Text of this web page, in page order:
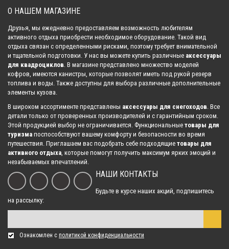
Клюз алюминиевый WARN Provantage 4500
11 435.00 р.
8 127.00 р.
Клюз алюминиевый для синт.троса
6 605.00 р.
Клюз алюминиевый СТОКРАТ для лебедок с тягой 1500-3500 lbs
О НАШЕМ МАГАЗИНЕ
Друзья, мы ежедневно предоставляем возможность любителям
активного отдыха приобрести необходимое оборудование. Такой вид
отдыха связан с определенными рисками, поэтому требует внимательной
и тщательной подготовки. У нас вы можете купить различные аксессуары
для квадроциклов . В магазине представлено множество моделей
кофров, имеются канистры, которые позволят иметь под рукой резерв
топлива и воды. Также доступны для выбора различные дополнительные
элементы кузова.
В широком ассортименте представлены аксессуары для снегоходов . Все
детали только от проверенных производителей и с гарантийным сроком.
Этой продукцией выбор не ограничивается. Функциональные товары для
туризма поспособствуют вашему комфорту и безопасности во время
путешествия. Приглашаем вас подобрать себе подходящие товары для
активного отдыха , которые помогут получить максимум ярких эмоций и
незабываемых впечатлений.
НАШИ КОНТАКТЫ
Будьте в курсе наших акций, подпишитесь
на рассылку:
Ознакомлен с политикой конфиденциальности